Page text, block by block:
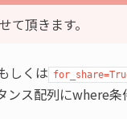
頂きます。
しくは
ンス配列にwhere条